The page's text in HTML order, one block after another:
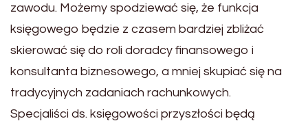
zawodu. Możemy spodziewać się, że funkcja
księgowego będzie z czasem bardziej zbliżać
skierować się do roli doradcy finansowego i
konsultanta biznesowego, a mniej skupiać się na
tradycyjnych zadaniach rachunkowych.
Specjaliści ds. księgowości przyszłości będą